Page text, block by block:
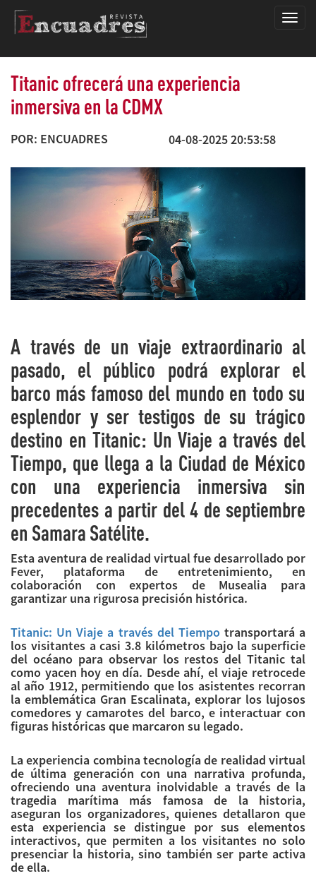
Titanic ofrecerá una experiencia
inmersiva en la CDMX
POR: ENCUADRES 04-08-2025 20:53:58
A través de un viaje extraordinario al
pasado, el público podrá explorar el
barco más famoso del mundo en todo su
esplendor y ser testigos de su trágico
destino enTitanic: Un Viaje a través del
Tiempo, que llega a la Ciudad de México
con una experiencia inmersiva sin
precedentes a partir del 4 de septiembre
en Samara Satélite.
Esta aventura de realidad virtualfue desarrollado por
Fever, plataforma de entretenimiento, en
colaboración con expertos de Musealia para
garantizar una rigurosa precisión histórica.
Titanic: Un Viaje a través del Tiempo transportará a
los visitantes a casi 3.8 kilómetros bajo la superficie
del océano para observar los restos del Titanic tal
como yacen hoy en día. Desde ahí, el viaje retrocede
al año 1912, permitiendo que los asistentes recorran
la emblemática Gran Escalinata, explorar los lujosos
comedores y camarotes del barco, e interactuar con
figuras históricas que marcaron su legado.
La experiencia combina tecnología de realidad virtual
de última generación con una narrativa profunda,
ofreciendo una aventura inolvidable a través de la
tragedia marítima más famosa de la historia,
aseguran los organizadores, quienes detallaron que
esta experiencia se distingue por sus elementos
interactivos, que permiten a los visitantes no solo
presenciar la historia, sino también ser parte activa
de ella.